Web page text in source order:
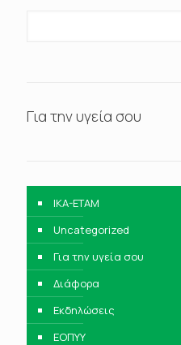
Για την υγεία σου
IKA-ETAM
Uncategorized
Για την υγεία σου
Διάφορα
Εκδηλώσεις
ΕΟΠΥΥ